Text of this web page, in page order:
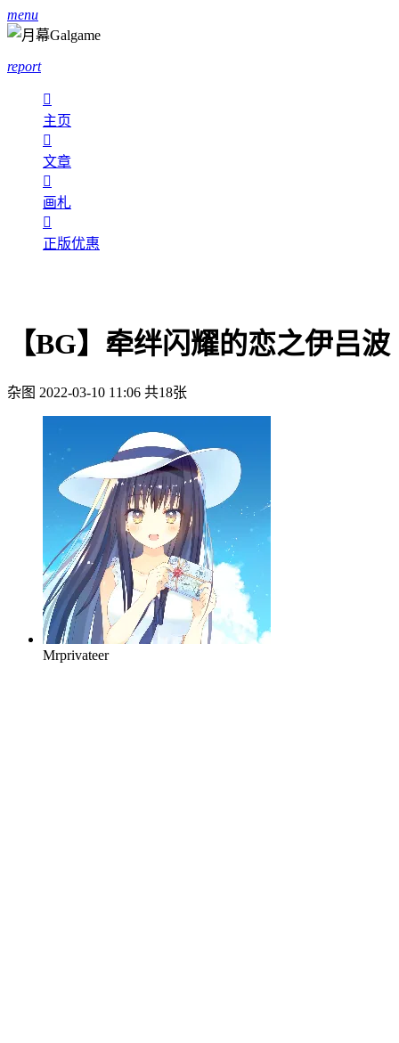
menu
report

主页

文章

画札

正版优惠
【BG】牵绊闪耀的恋之伊吕波
杂图 2022-03-10 11:06 共18张
Mrprivateer